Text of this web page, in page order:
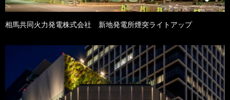
相馬共同火力発電株式会社 新地発電所煙突ライトアップ